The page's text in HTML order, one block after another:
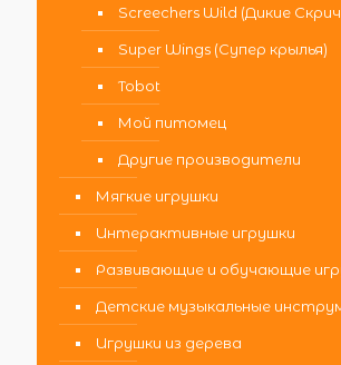
Screechers Wild (Дикие
Super Wings (Супер крылья)
Tobot
Мой питомец
Другие производители
Мягкие игрушки
Интерактивные игрушки
Развивающие и обучающие
Детские музыкальные
Игрушки из дерева